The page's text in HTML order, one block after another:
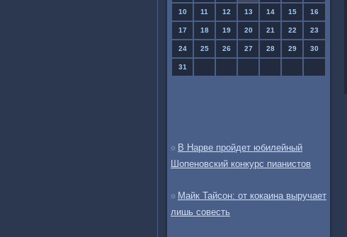
10 11 12 13 14 15 16
17 18 19 20 21 22 23
24 25 26 27 28 29 30
31
В Нарве пройдет юбилейный
Шопеновский конкурс пианистов
Майк Тайсон: от кокаина выручает
лишь совесть